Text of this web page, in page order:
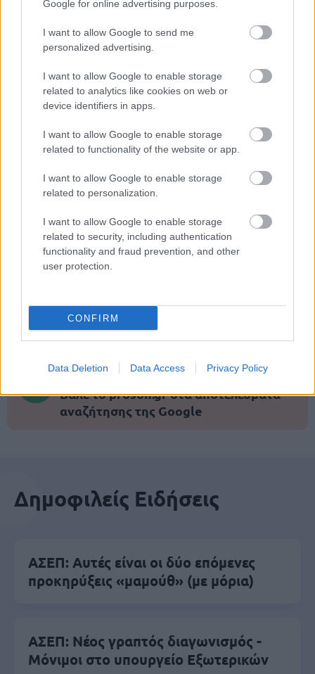
Google for online advertising purposes.
I want to allow Google to send me
personalized advertising.
I want to allow Google to enable storage
related to analytics like cookies on web or
device identifiers in apps.
I want to allow Google to enable storage
related to functionality of the website or app.
I want to allow Google to enable storage
related to personalization.
I want to allow Google to enable storage
related to security, including authentication
functionality and fraud prevention, and other
user protection.
CONFIRM
Data Deletion Data Access Privacy Policy
ενδιαφέρουν, καθώς σε πολλές περιπτώσεις
ενδέχεται να υπάρξουν καθυστερήσεις ή αναστολή
εξυπηρέτησης.
μόνο 2 ημέρες στα χέρια σας
ΑΣΕΠ: Εξ αποστάσεως η πιο Εύκολη
Πιστοποίηση Υπολογιστών σε 2
μέρες
Μάθε πρώτος όλες τις σημαντικές
ειδήσεις.
Βάλε το proson.gr στα αποτελέσματα
αναζήτησης της Google
Δημοφιλείς Ειδήσεις
ΑΣΕΠ: Αυτές είναι οι δύο επόμενες
προκηρύξεις «μαμούθ» (με μόρια)
ΑΣΕΠ: Νέος γραπτός διαγωνισμός -
Μόνιμοι στο υπουργείο Εξωτερικών